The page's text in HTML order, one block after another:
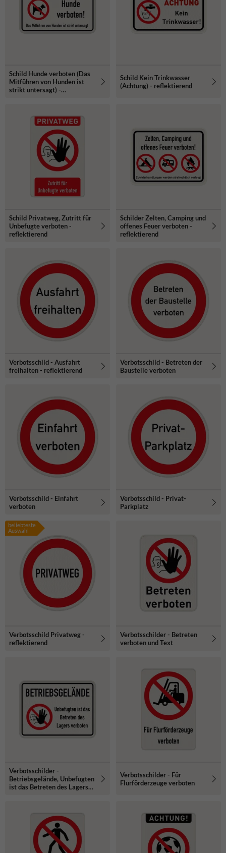
Schild Hunde verboten (Das
Mitführen von Hunden ist
strikt untersagt) -
Schild Kein Trinkwasser
(Achtung) - reflektierend
Schild Privatweg, Zutritt für
Unbefugte verboten -
reflektierend
Schilder Zelten, Camping und
offenes Feuer verboten -
reflektierend
Verbotsschild - Ausfahrt
freihalten - reflektierend
Verbotsschild - Betreten der
Baustelle verboten
Verbotsschild - Einfahrt
verboten
Verbotsschild - Privat-
Parkplatz
beliebteste
Auswahl
Verbotsschild Privatweg -
reflektierend
Verbotsschilder - Betreten
verboten und Text
Verbotsschilder -
Betriebsgelände, Unbefugten
ist das Betreten des Lagers
Verbotsschilder - Für
Flurförderzeuge verboten